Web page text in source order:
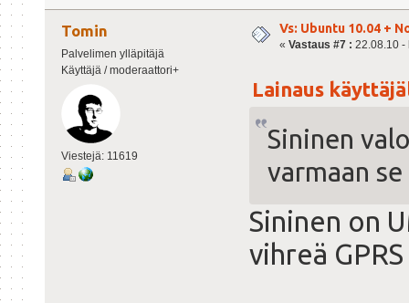
Tomin
Palvelimen ylläpitäjä
Käyttäjä / moderaattori+
Viestejä: 11619
Vs: Ubuntu 10.04 +
« Vastaus #7 : 22.08.10 -
Lainaus
Sininen
varmaan
Sininen on
vihreä